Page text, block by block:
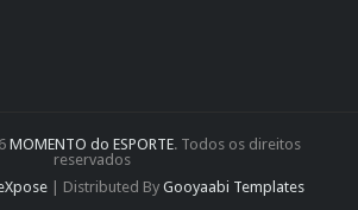
MOMENTO do ESPORTE. Todos os direitos
reservados
| Distributed By Gooyaabi Templates